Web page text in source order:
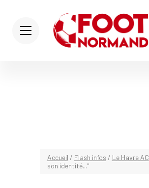
Accueil / Flash infos / Le Havre AC
son identité..."